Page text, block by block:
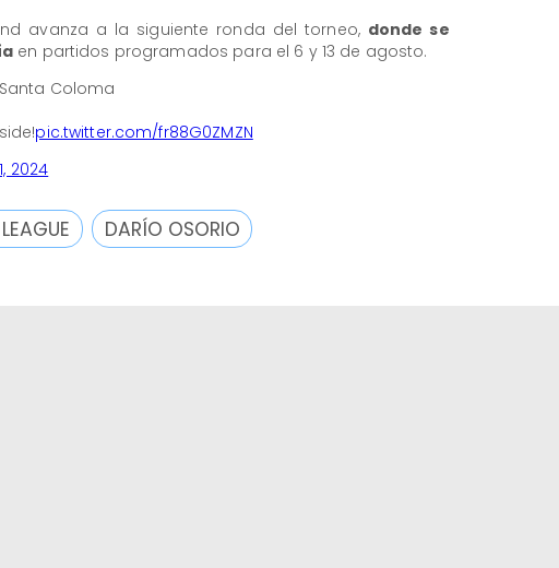
avanza a la siguiente ronda del torneo, donde se
en partidos programados para el 6 y 13 de agosto.
Coloma
pic.twitter.com/fr88G0ZMZN
2024
DARÍO OSORIO